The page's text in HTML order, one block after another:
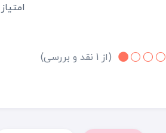
(از 1 نقد و بررسی)